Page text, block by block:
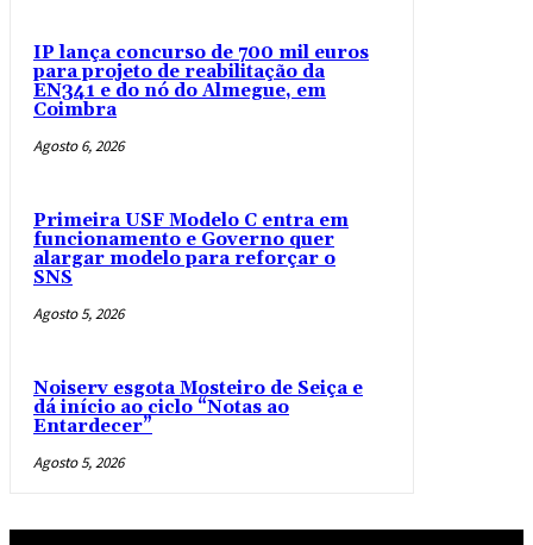
IP lança concurso de 700 mil euros
para projeto de reabilitação da
EN341 e do nó do Almegue, em
Coimbra
Agosto 6, 2026
Primeira USF Modelo C entra em
funcionamento e Governo quer
alargar modelo para reforçar o
SNS
Agosto 5, 2026
Noiserv esgota Mosteiro de Seiça e
dá início ao ciclo “Notas ao
Entardecer”
Agosto 5, 2026